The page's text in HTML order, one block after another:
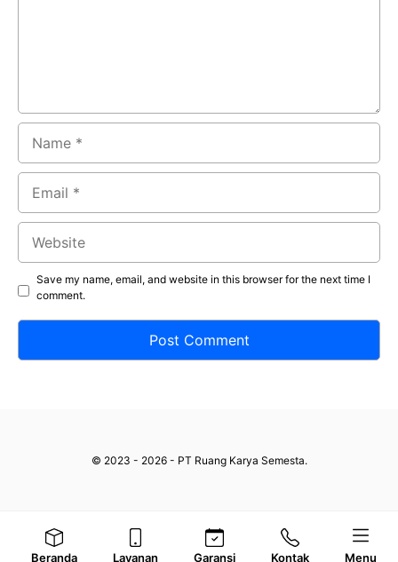
Save my name, email, and website in this browser for the next time I
comment.
© 2023 - 2026 - PT Ruang Karya Semesta.
Beranda Layanan Garansi Kontak Menu